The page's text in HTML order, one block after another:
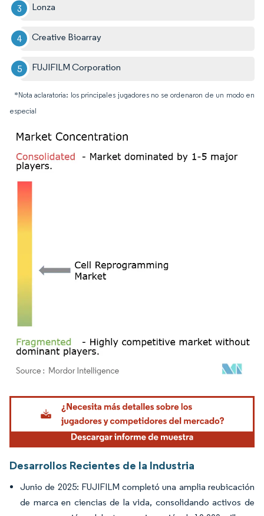
Lonza
Creative Bioarray
FUJIFILM Corporation
*Nota aclaratoria: los principales jugadores no se ordenaron de un modo en
especial
Imagen © Mordor Intelligence. El uso requiere atribución según CC BY 4.0.
Desarrollos Recientes de la Industria
Junio de 2025: FUJIFILM completó una amplia reubicación
de marca en ciencias de la vida, consolidando activos de